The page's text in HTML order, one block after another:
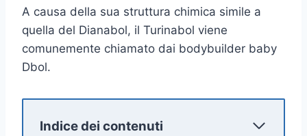
A causa della sua struttura chimica simile a
quella del Dianabol, il Turinabol viene
comunemente chiamato dai bodybuilder baby
Dbol.
Indice dei contenuti